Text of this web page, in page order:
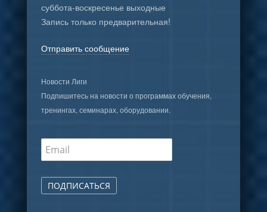
суббота-воскресенье выходные
Запись только предварительная!
Отправить сообщение
Новости Лиги
Подпишитесь на новости о программах обучения,
тренингах, семинарах, оборудовании.
ПОДПИСАТЬСЯ